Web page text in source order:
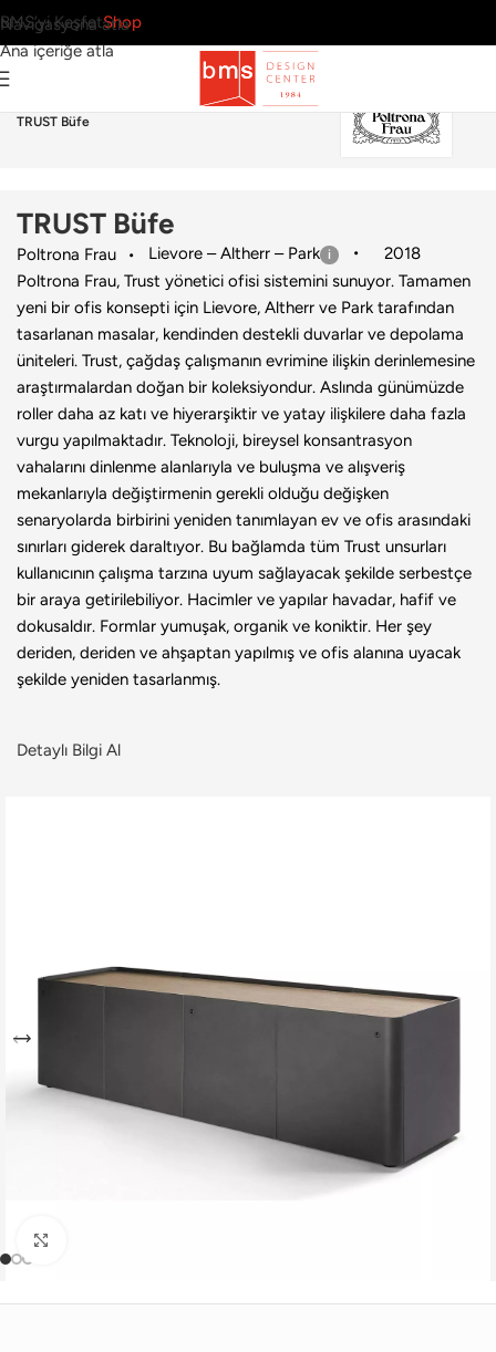
Navigasyona atla
Ana içeriğe atla
BMS’yi KeşfetShop
Depolama Sistemi›Poltrona Frau
TRUST Büfe
TRUST Büfe
Poltrona Frau Lievore – Altherr – Park
2018
Poltrona Frau, Trust yönetici ofisi sistemini sunuyor. Tamamen
yeni bir ofis konsepti için Lievore, Altherr ve Park tarafından
tasarlanan masalar, kendinden destekli duvarlar ve depolama
üniteleri. Trust, çağdaş çalışmanın evrimine ilişkin derinlemesine
araştırmalardan doğan bir koleksiyondur. Aslında günümüzde
roller daha az katı ve hiyerarşiktir ve yatay ilişkilere daha fazla
vurgu yapılmaktadır. Teknoloji, bireysel konsantrasyon
vahalarını dinlenme alanlarıyla ve buluşma ve alışveriş
mekanlarıyla değiştirmenin gerekli olduğu değişken
senaryolarda birbirini yeniden tanımlayan ev ve ofis arasındaki
sınırları giderek daraltıyor. Bu bağlamda tüm Trust unsurları
kullanıcının çalışma tarzına uyum sağlayacak şekilde serbestçe
bir araya getirilebiliyor. Hacimler ve yapılar havadar, hafif ve
dokusaldır. Formlar yumuşak, organik ve koniktir. Her şey
deriden, deriden ve ahşaptan yapılmış ve ofis alanına uyacak
şekilde yeniden tasarlanmış.
Detaylı Bilgi Al